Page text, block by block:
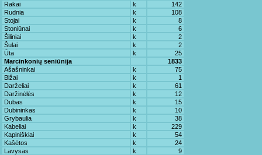
Rakai
k
142
Rudnia
k
108
Stojai
k
8
Stoniūnai
k
6
Šiliniai
k
2
Šulai
k
2
Ūta
k
25
Marcinkonių seniūnija
1833
Ašašninkai
k
75
Bižai
k
1
Darželiai
k
61
Daržinėlės
k
12
Dubas
k
15
Dubininkas
k
10
Grybaulia
k
38
Kabeliai
k
229
Kapiniškiai
k
54
Kašėtos
k
24
Lavysas
k
9